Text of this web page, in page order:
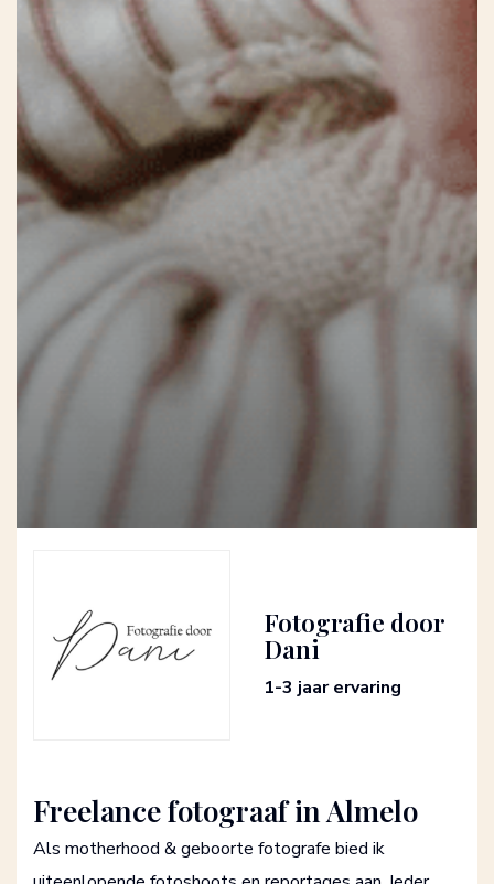
Fotografie door
Dani
1-3 jaar ervaring
Freelance fotograaf in Almelo
Als motherhood & geboorte fotografe bied ik